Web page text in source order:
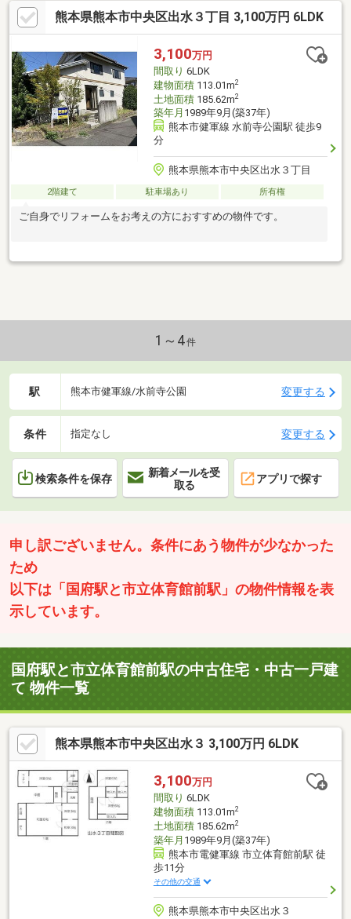
熊本県熊本市中央区出水３丁目 3,100万円 6LDK
3,100万円
間取り 6LDK
建物面積113.01m2
土地面積185.62m2
築年月 1989年9月(築37年)
熊本市健軍線 水前寺公園駅 徒歩9
分
熊本県熊本市中央区出水３丁目
2階建て 駐車場あり 所有権
ご自身でリフォームをお考えの方におすすめの物件です。
1～4件
駅 熊本市健軍線/水前寺公園 変更する
条件 指定なし 変更する
検索条件を保存
新着メールを受
取る
アプリで探す
申し訳ございません。条件にあう物件が少なかった
ため
以下は「国府駅と市立体育館前駅」の物件情報を表
示しています。
国府駅と市立体育館前駅の中古住宅・中古一戸建
て 物件一覧
熊本県熊本市中央区出水３ 3,100万円 6LDK
3,100万円
間取り 6LDK
建物面積113.01m2
土地面積185.62m2
築年月 1989年9月(築37年)
熊本市電健軍線 市立体育館前駅 徒
歩11分
その他の交通
熊本県熊本市中央区出水３